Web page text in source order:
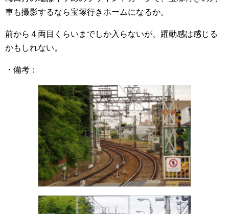
車も撮影するなら宝塚行きホームになるか。
前から４両目くらいまでしか入らないが、躍動感は感じる
かもしれない。
・備考：